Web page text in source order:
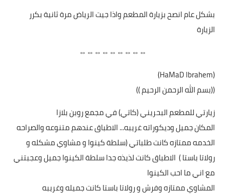
بشكل عام انصح بزيارة المطعم واذا جيت الرياض مرة ثانية بكرر
الزيارة
⇔⇔⇔⇔⇔⇔⇔⇔⇔
(HaMaD Ibrahem)
((بسم الله الرحمن الرحيم ))
زيارتي للمطعم البحريني (كاتي) في مجمع روبن بلازا
المكان جميل وديكوراته غريبه... الاطباق عندهم متنوعه والصراحه
الخدمه ممتازه كانت طلباتي (سلطة كينوا و مشاوي مشكله و
رولاتا باستا ) الاطباق كانت لذيذه جدا سلطة الكينوا جميل وعجبتني
مع اني ما احب الكينوا
المشاوي ممتازه وفرش و رولاتا باستا كانت جميله وغريبه